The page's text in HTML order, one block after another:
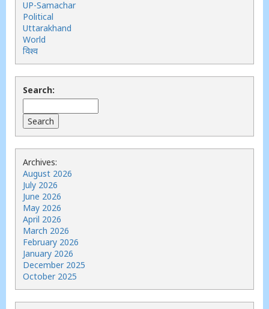
UP-Samachar
Political
Uttarakhand
World
विश्व
Search:
Archives:
August 2026
July 2026
June 2026
May 2026
April 2026
March 2026
February 2026
January 2026
December 2025
October 2025